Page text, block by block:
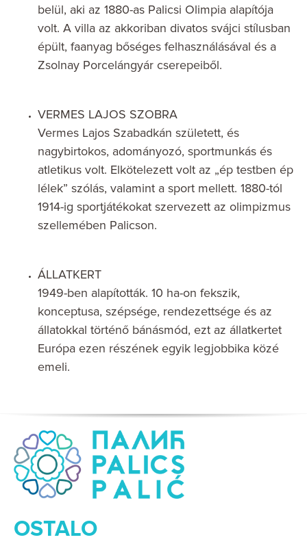
belül, aki az 1880-as Palicsi Olimpia alapítója
volt. A villa az akkoriban divatos svájci stílusban
épült, faanyag bőséges felhasználásával és a
Zsolnay Porcelángyár cserepeiből.
VERMES LAJOS SZOBRA
Vermes Lajos Szabadkán született, és
nagybirtokos, adományozó, sportmunkás és
atletikus volt. Elkötelezett volt az „ép testben ép
lélek” szólás, valamint a sport mellett. 1880-tól
1914-ig sportjátékokat szervezett az olimpizmus
szellemében Palicson.
ÁLLATKERT
1949-ben alapították. 10 ha-on fekszik,
konceptusa, szépsége, rendezettsége és az
állatokkal történő bánásmód, ezt az állatkertet
Európa ezen részének egyik legjobbika közé
emeli.
OSTALO